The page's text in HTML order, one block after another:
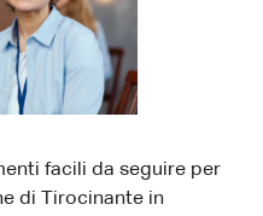
facili da seguire per
di Tirocinante in